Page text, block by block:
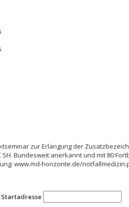
zur Erlangung der
SH. Bundesweit anerkannt und mit 80
www.md-horizonte.de/
Startadresse